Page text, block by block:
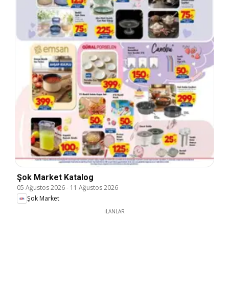
Şok Market Katalog
05 Ağustos 2026- 11 Ağustos 2026
Şok Market
İLANLAR